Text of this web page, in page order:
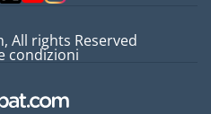
All rights Reserved
condizioni